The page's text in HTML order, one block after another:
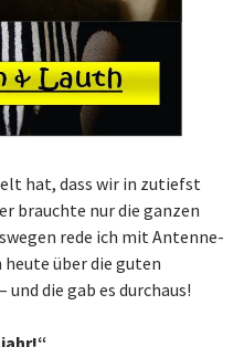
hat, dass wir in zutiefst
brauchte nur die ganzen
rede ich mit Antenne-
über die guten
und die gab es durchaus!